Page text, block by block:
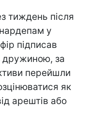
тиждень після
у
підписав
дружиною, за
перейшли
як
арештів або